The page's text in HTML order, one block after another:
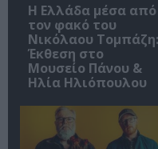
Η Ελλάδα μέσα από
τον φακό του
Νικόλαου Τομπάζη:
Έκθεση στο
Μουσείο Πάνου &
Ηλία Ηλιόπουλου